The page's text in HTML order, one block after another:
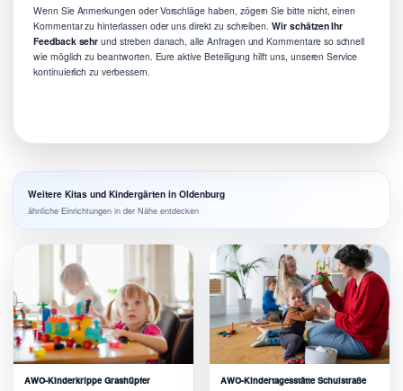
Wenn Sie Anmerkungen oder Vorschläge haben, zögern Sie bitte nicht, einen
Kommentar zu hinterlassen oder uns direkt zu schreiben.Wir schätzen Ihr
Feedback sehr und streben danach, alle Anfragen und Kommentare so schnell
wie möglich zu beantworten. Eure aktive Beteiligung hilft uns, unseren Service
kontinuierlich zu verbessern.
Weitere Kitas und Kindergärten in Oldenburg
ähnliche Einrichtungen in der Nähe entdecken
AWO-Kinderkrippe Grashüpfer AWO-Kindertagesstätte Schulstraße